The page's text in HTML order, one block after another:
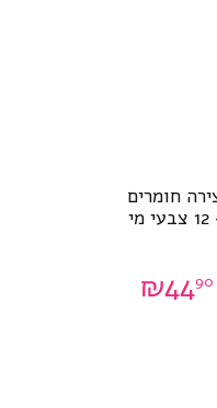
חומרים
₪4490